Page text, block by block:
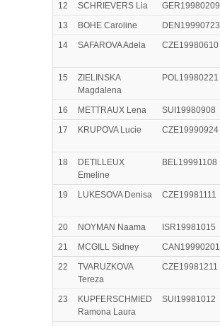
12
SCHRIEVERS Lia GER19980209
13
BOHE Caroline DEN19990723
14
SAFAROVA Adela CZE19980610
15
ZIELINSKA
Magdalena
POL19980221
16 METTRAUX Lena SUI19980908
17
KRUPOVA Lucie CZE19990924
18
DETILLEUX
Emeline
BEL19991108
19 LUKESOVA Denisa CZE19981111
20 NOYMAN Naama ISR19981015
21
MCGILL Sidney CAN19990201
22
TVARUZKOVA
Tereza
CZE19981211
23
KUPFERSCHMIED
Ramona Laura
SUI19981012